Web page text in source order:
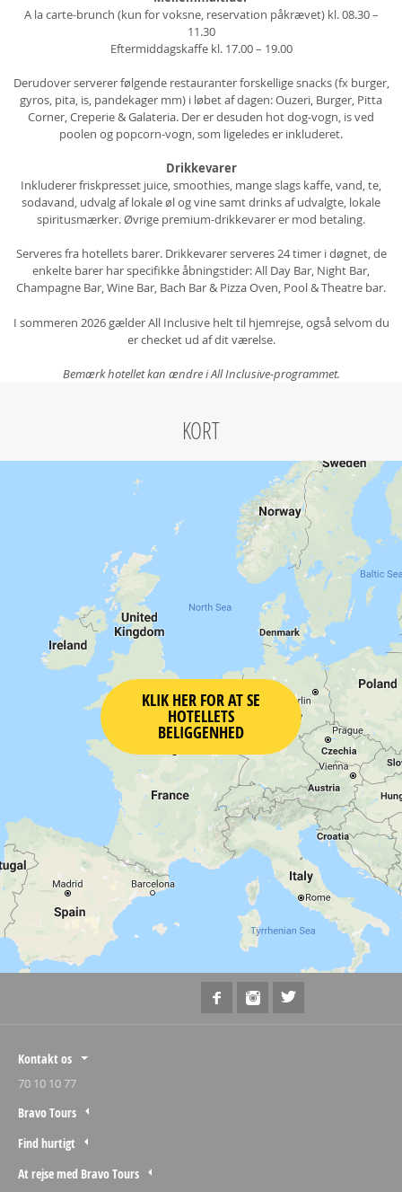
A la carte-brunch (kun for voksne, reservation påkrævet) kl. 08.30 –
11.30
Eftermiddagskaffe kl. 17.00 – 19.00
Derudover serverer følgende restauranter forskellige snacks (fx burger,
gyros, pita, is, pandekager mm) i løbet af dagen: Ouzeri, Burger, Pitta
Corner, Creperie & Galateria. Der er desuden hot dog-vogn, is ved
poolen og popcorn-vogn, som ligeledes er inkluderet.
Drikkevarer
Inkluderer friskpresset juice, smoothies, mange slags kaffe, vand, te,
sodavand, udvalg af lokale øl og vine samt drinks af udvalgte, lokale
spiritusmærker. Øvrige premium-drikkevarer er mod betaling.
Serveres fra hotellets barer. Drikkevarer serveres 24 timer i døgnet, de
enkelte barer har specifikke åbningstider: All Day Bar, Night Bar,
Champagne Bar, Wine Bar, Bach Bar & Pizza Oven, Pool & Theatre bar.
I sommeren 2026 gælder All Inclusive helt til hjemrejse, også selvom du
er checket ud af dit værelse.
Bemærk hotellet kan ændre i All Inclusive-programmet.
KORT
KLIK HER FOR AT SE
HOTELLETS
BELIGGENHED
Kontakt os
70 10 10 77
Bravo Tours
Find hurtigt
At rejse med Bravo Tours